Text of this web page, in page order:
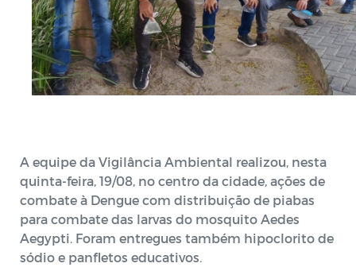
A equipe da Vigilância Ambiental realizou, nesta
quinta-feira, 19/08, no centro da cidade, ações de
combate à Dengue com distribuição de piabas
para combate das larvas do mosquito Aedes
Aegypti. Foram entregues também hipoclorito de
sódio e panfletos educativos.